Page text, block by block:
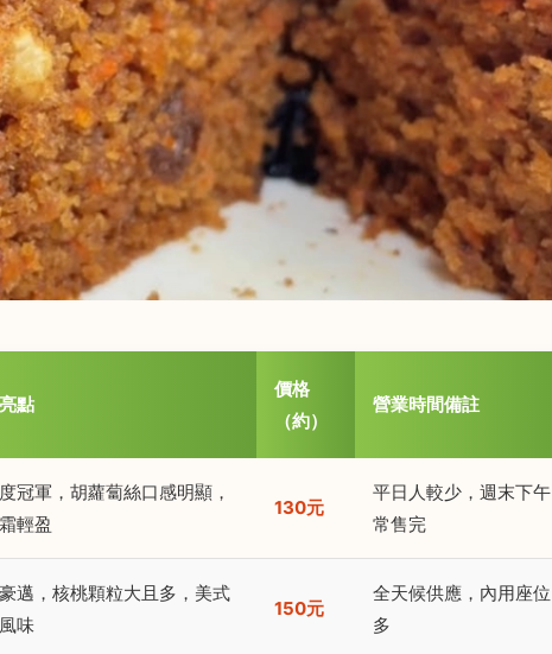
點
價格
（約）
營業時間備註
冠軍，胡蘿蔔絲口感明顯，
輕盈
130元
平日人較少，週末下午
常售完
邁，核桃顆粒大且多，美式
味
150元
全天候供應，內用座位
多